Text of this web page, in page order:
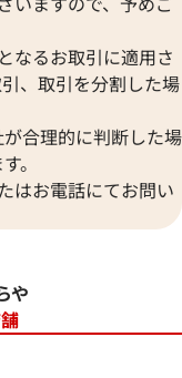
なるお取引に適用さ
、取引を分割した場
合理的に判断した場
。
はお電話にてお問い
や